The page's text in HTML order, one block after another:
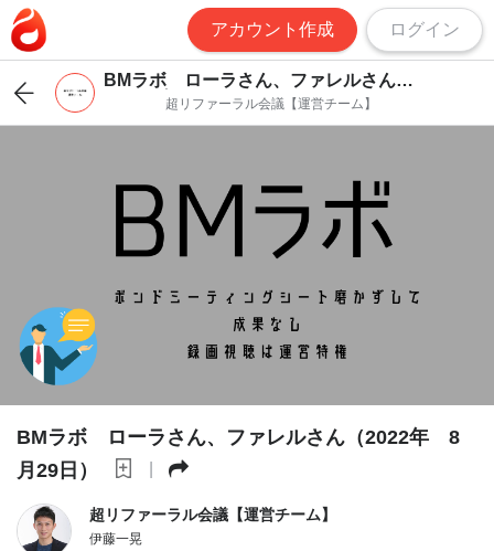
アカウント作成 ログイン
BMラボ ローラさん、ファレルさん
（2022年 8月29日）
超リファーラル会議【運営チーム】
BMラボ ローラさん、ファレルさん（2022年 8
月29日）
超リファーラル会議【運営チーム】
伊藤一晃